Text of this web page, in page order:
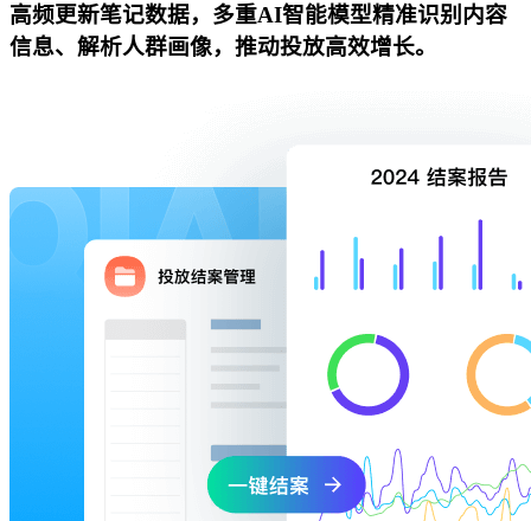
高频更新笔记数据，多重AI智能模型精准识别内容
信息、解析人群画像，推动投放高效增长。